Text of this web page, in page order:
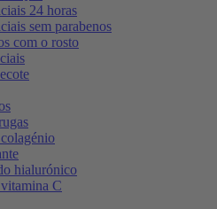
24 horas
sem parabenos
com o rosto
hialurónico
C